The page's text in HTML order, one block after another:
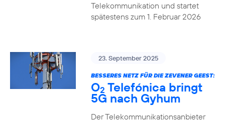
Telekommunikation und startet
spätestens zum 1. Februar 2026
23. September 2025
BESSERES NETZ FÜR DIE ZEVENER GEEST:
O2 Telefónica bringt
5G nach Gyhum
Der Telekommunikationsanbieter